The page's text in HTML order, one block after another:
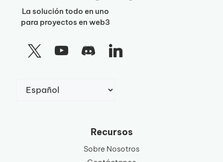
La solución todo en uno
para proyectos en web3
Elegir
Recursos
Sobre Nosotros